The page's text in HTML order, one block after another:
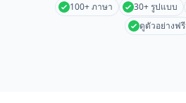
100+ ภาษา 30+ รูปแบบ
ดูตัวอย่างฟรี